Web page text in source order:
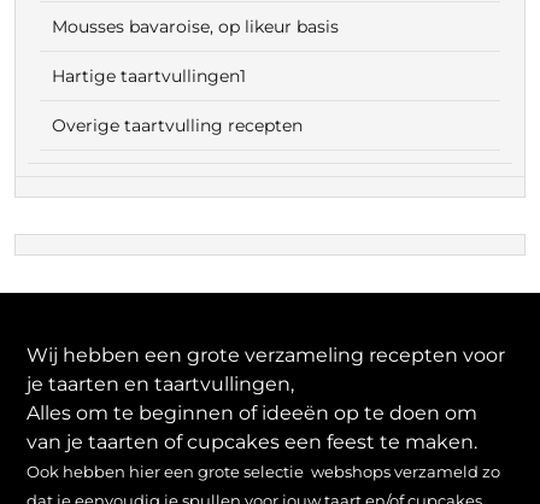
Mousses bavaroise, op likeur basis
Hartige taartvullingen1
Overige taartvulling recepten
Wij hebben een grote verzameling recepten voor
je taarten en taartvullingen,
Alles om te beginnen of ideeën op te doen om
van je taarten of cupcakes een feest te maken.
Ook hebben hier een grote selectie webshops verzameld zo